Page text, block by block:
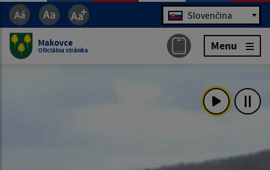
Jazyk Slovenčina
Makovce
Oficiálna stránka Menu